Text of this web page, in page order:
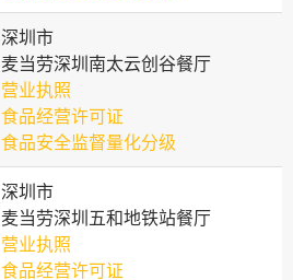
深圳市
麦当劳深圳南太云创谷餐厅
营业执照
食品经营许可证
食品安全监督量化分级
深圳市
麦当劳深圳五和地铁站餐厅
营业执照
食品经营许可证